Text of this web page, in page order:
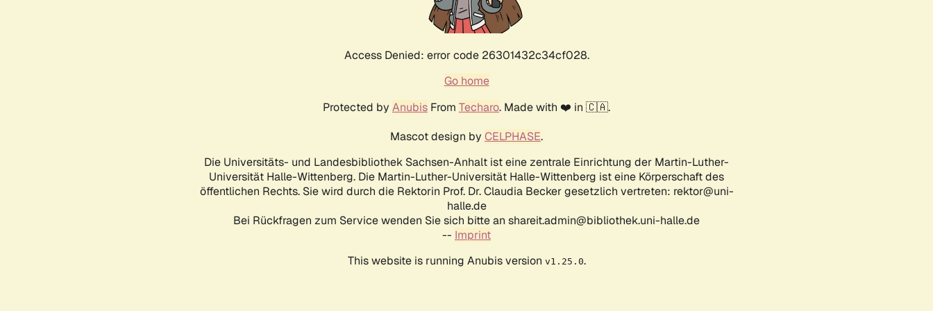
Access Denied: error code 26301432c34cf028.
Go home
Protected by Anubis From Techaro. Made with ❤️ in 🇨🇦.
Mascot design by CELPHASE.
Die Universitäts- und Landesbibliothek Sachsen-Anhalt ist eine zentrale Einrichtung der Martin-Luther-
Universität Halle-Wittenberg. Die Martin-Luther-Universität Halle-Wittenberg ist eine Körperschaft des
öffentlichen Rechts. Sie wird durch die Rektorin Prof. Dr. Claudia Becker gesetzlich vertreten: rektor@uni-
halle.de
Bei Rückfragen zum Service wenden Sie sich bitte an shareit.admin@bibliothek.uni-halle.de
-- Imprint
This website is running Anubis version v1.25.0.